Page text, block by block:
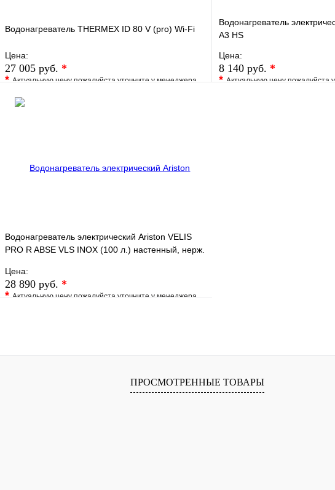
Водонагреватель THERMEX ID 80 V (pro) Wi-Fi
Цена:
27 005 руб. *
*Актуальную цену пожалуйста уточните у менеджера
В избранное
Водонагреватель
A3 HS
Цена:
8 140 руб. *
*Актуальную цену пожалуйста
Водонагреватель электрический Ariston VELIS
PRO R ABSE VLS INOX (100 л.) настенный, нерж.
Цена:
28 890 руб. *
*Актуальную цену пожалуйста уточните у менеджера
ПРОСМОТРЕННЫЕ ТОВАРЫ